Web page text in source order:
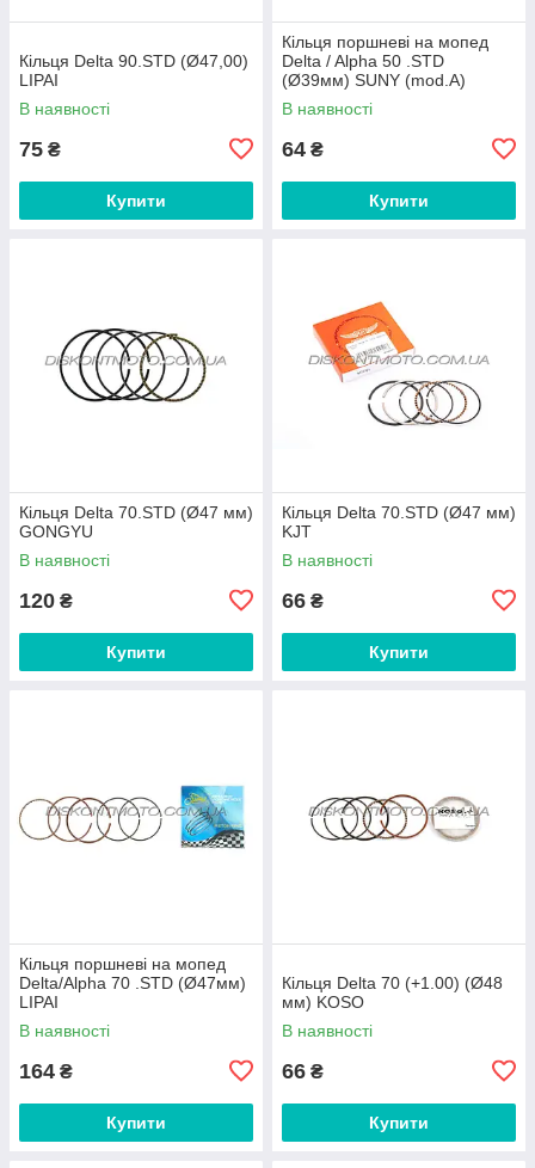
Кільця Delta 90.STD (Ø47,00)
LIPAI
В наявності
75 ₴
Купити
Кільця поршневі на мопед
Delta / Alpha 50 .STD
(Ø39мм) SUNY (mod.A)
В наявності
64 ₴
Купити
Кільця Delta 70.STD (Ø47 мм)
GONGYU
В наявності
120 ₴
Купити
Кільця Delta 70.STD (Ø47 мм)
KJT
В наявності
66 ₴
Купити
Кільця поршневі на мопед
Delta/Alpha 70 .STD (Ø47мм)
LIPAI
В наявності
164 ₴
Купити
Кільця Delta 70 (+1.00) (Ø48
мм) KOSO
В наявності
66 ₴
Купити